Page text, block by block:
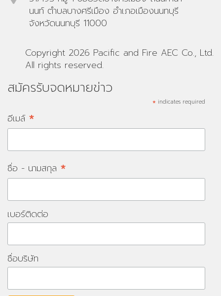
นนท์ ตำบลบางศรีเมือง อำเภอเมืองนนทบุรี
จังหวัดนนทบุรี 11000
Copyright 2026 Pacific and Fire AEC Co., Ltd.
All rights reserved.
สมัครรับจดหมายข่าว
* indicates required
อีเมล์ *
ชื่อ - นามสกุล *
เบอร์ติดต่อ
ชื่อบริษัท